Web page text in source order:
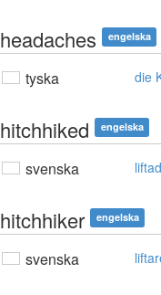
headaches engelska
tyska die
hitchhiked engelska
svenska
hitchhiker engelska
svenska